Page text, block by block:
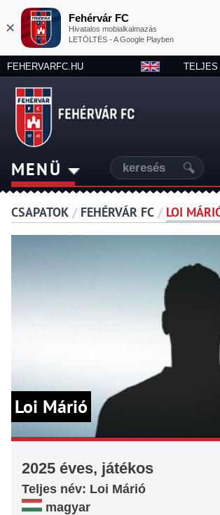
×
Fehérvár FC
Hivatalos mobialkalmazás
LETÖLTÉS - A Google Playben
FEHERVARFC.HU TELJES
MENÜ
CSAPATOK / FEHÉRVÁR FC / LOI
Loi Márió
2025 éves, játékos
Teljes név: Loi Márió
magyar